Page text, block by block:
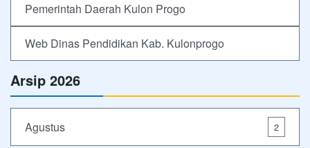
Pemerintah Daerah Kulon Progo
Web Dinas Pendidikan Kab. Kulonprogo
Arsip 2026
Agustus 2